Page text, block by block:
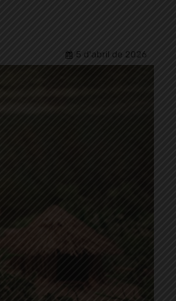
5 d'abril de 2026